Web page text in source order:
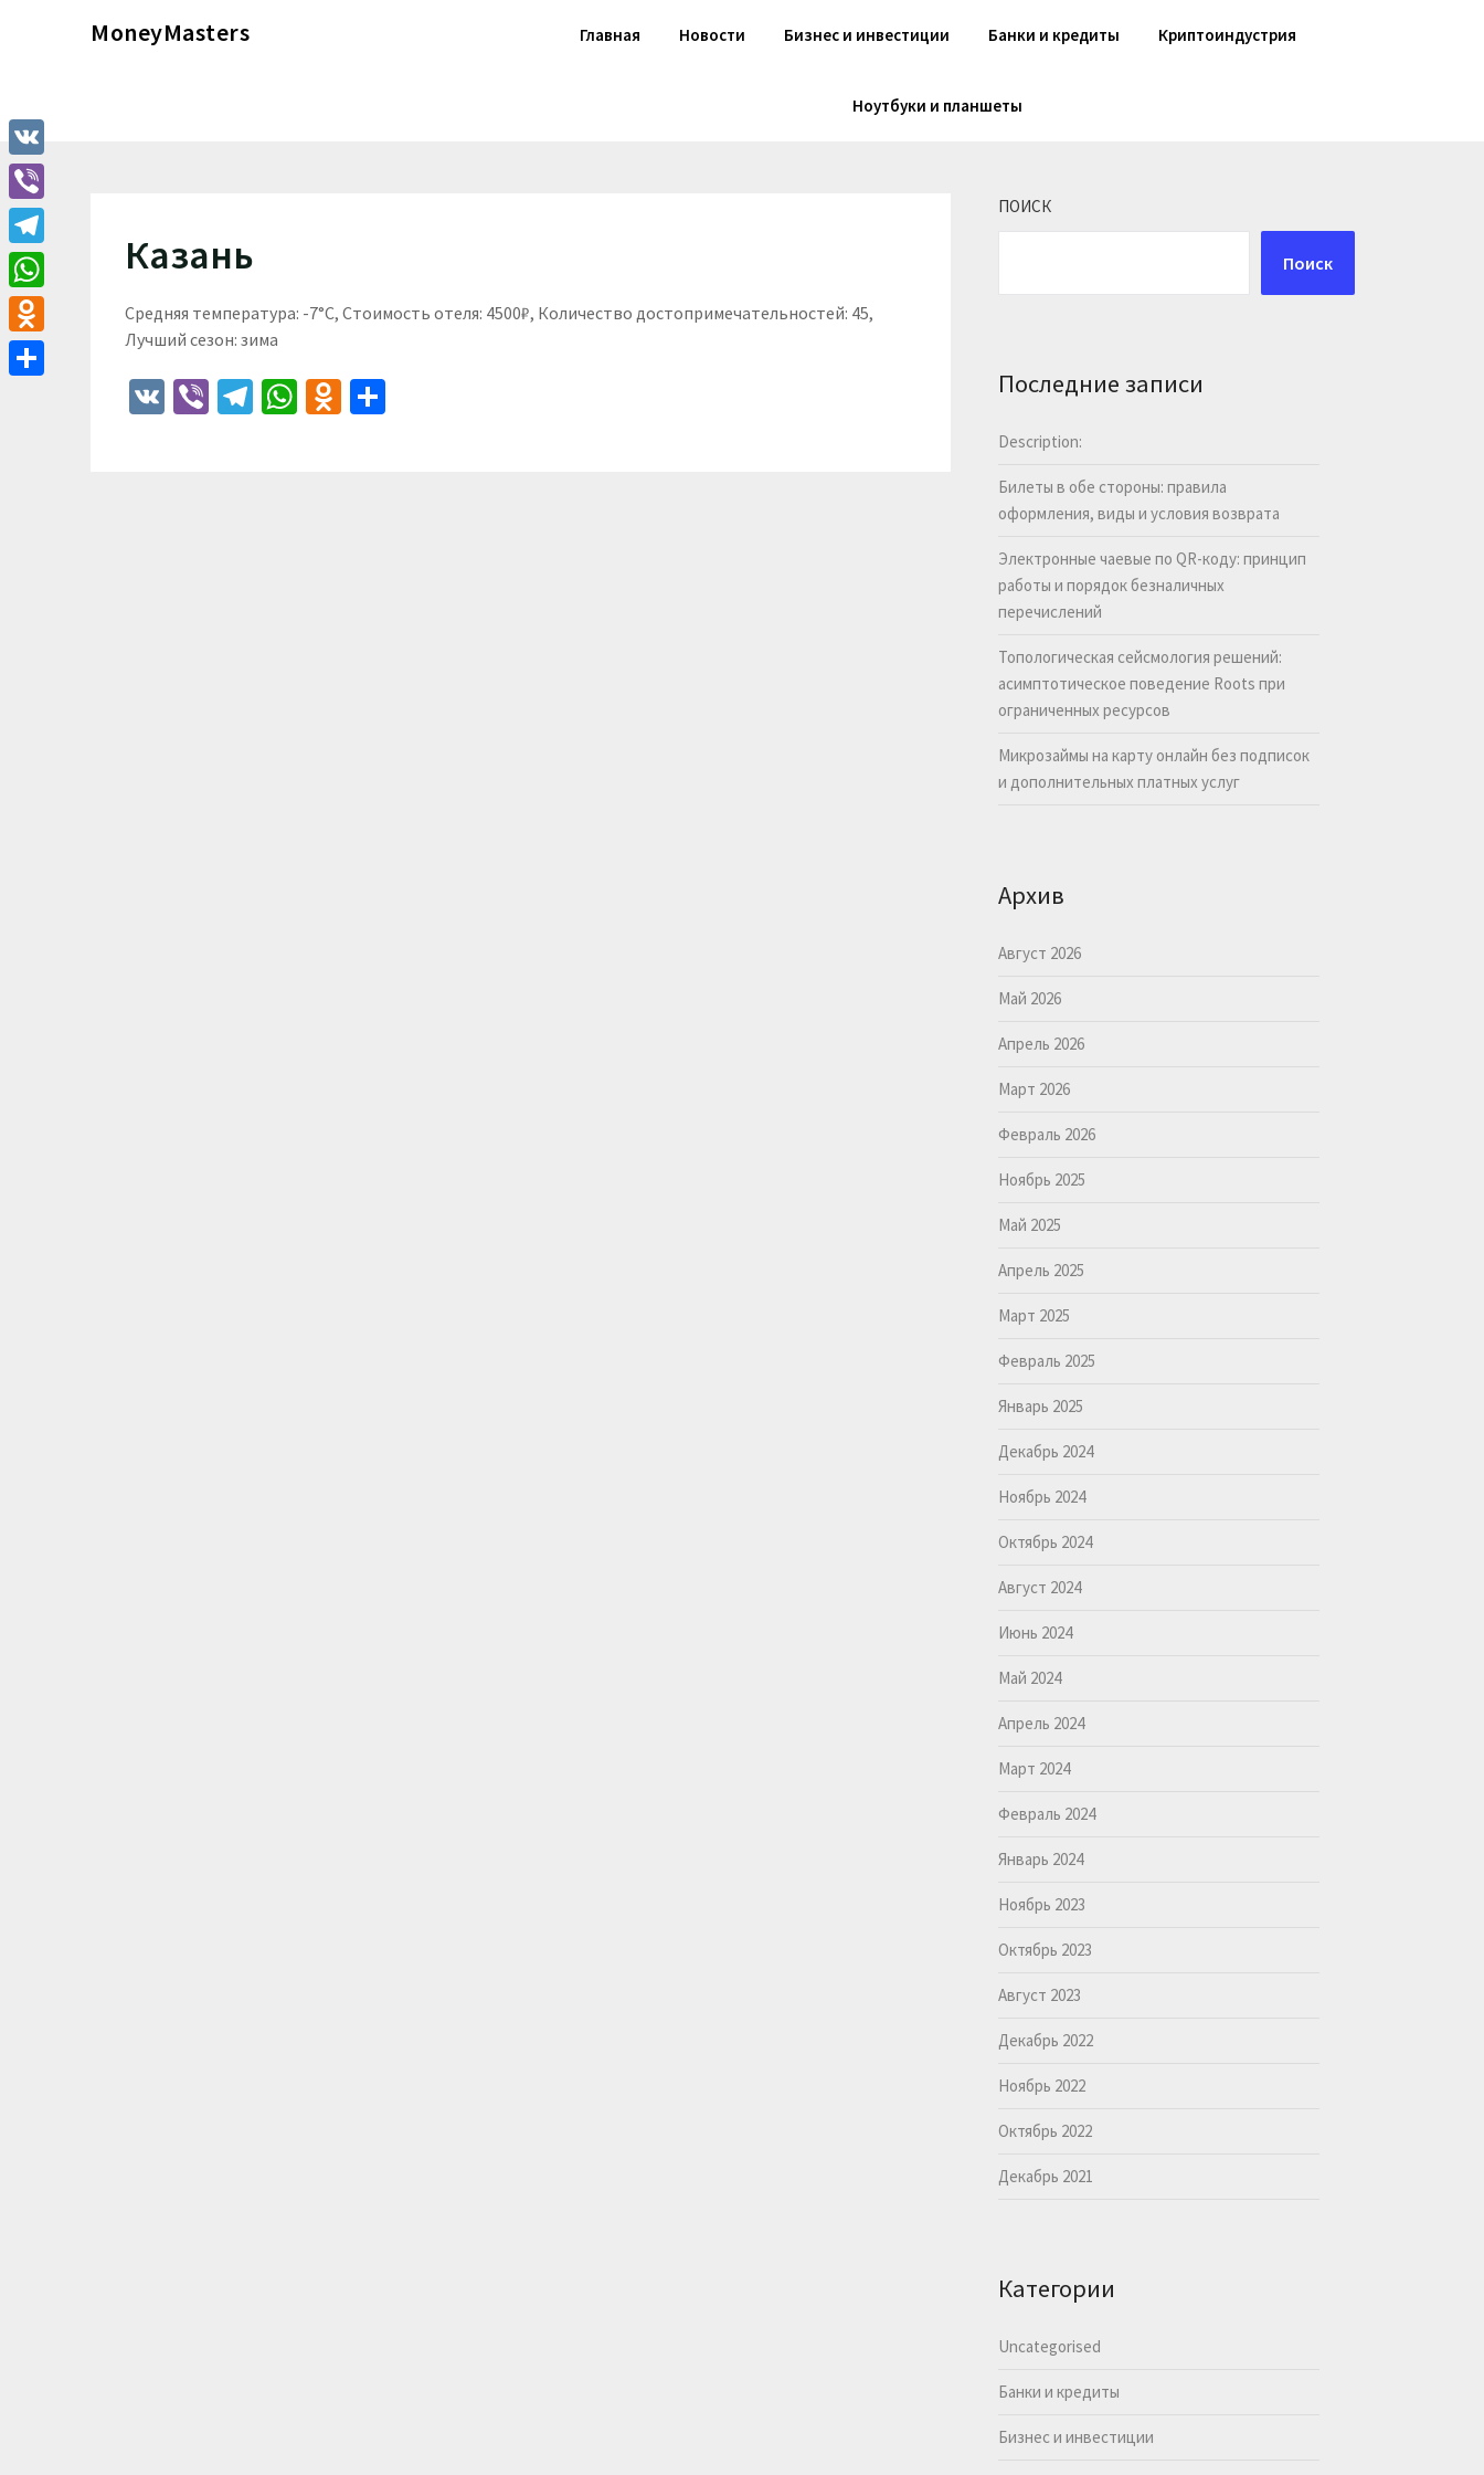
MoneyMasters Главная Новости Бизнес и инвестиции Банки и кредиты Криптоиндустрия
Ноутбуки и планшеты
Казань
Средняя температура: -7°C, Стоимость отеля: 4500₽, Количество достопримечательностей: 45,
Лучший сезон: зима
VK ViberTelegram
WhatsApp
Odnoklassniki
ПОИСК
Поиск
Последние записи
Description:
Билеты в обе стороны: правила
оформления, виды и условия возврата
Электронные чаевые по QR-коду: принцип
работы и порядок безналичных
перечислений
Топологическая сейсмология решений:
асимптотическое поведение Roots при
ограниченных ресурсов
Микрозаймы на карту онлайн без подписок
и дополнительных платных услуг
Архив
Август 2026
Май 2026
Апрель 2026
Март 2026
Февраль 2026
Ноябрь 2025
Май 2025
Апрель 2025
Март 2025
Февраль 2025
Январь 2025
Декабрь 2024
Ноябрь 2024
Октябрь 2024
Август 2024
Июнь 2024
Май 2024
Апрель 2024
Март 2024
Февраль 2024
Январь 2024
Ноябрь 2023
Октябрь 2023
Август 2023
Декабрь 2022
Ноябрь 2022
Октябрь 2022
Декабрь 2021
Категории
Uncategorised
Банки и кредиты
Бизнес и инвестиции
VK
Viber
Telegram
WhatsApp
Odnoklassniki